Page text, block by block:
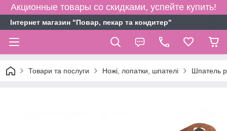
Акционные товары со скидками, успейте купить!
Інтернет магазин "Повар, пекар та кондитер"
Товари та послуги Ножі, лопатки, шпателі Шпатель